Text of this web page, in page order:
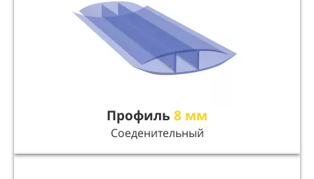
Профиль 8 мм
Соеденительный